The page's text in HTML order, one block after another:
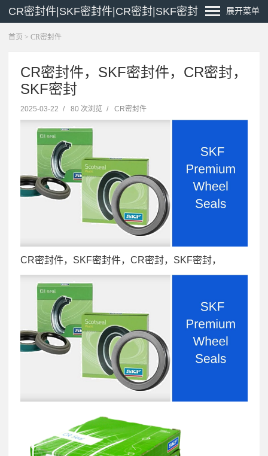
CR密封件|SKF密封件|CR密封|SKF密封 展开菜单
首页 > CR密封件
CR密封件，SKF密封件，CR密封，
SKF密封
2025-03-22 / 80 次浏览 / CR密封件
CR密封件，SKF密封件，CR密封，SKF密封，